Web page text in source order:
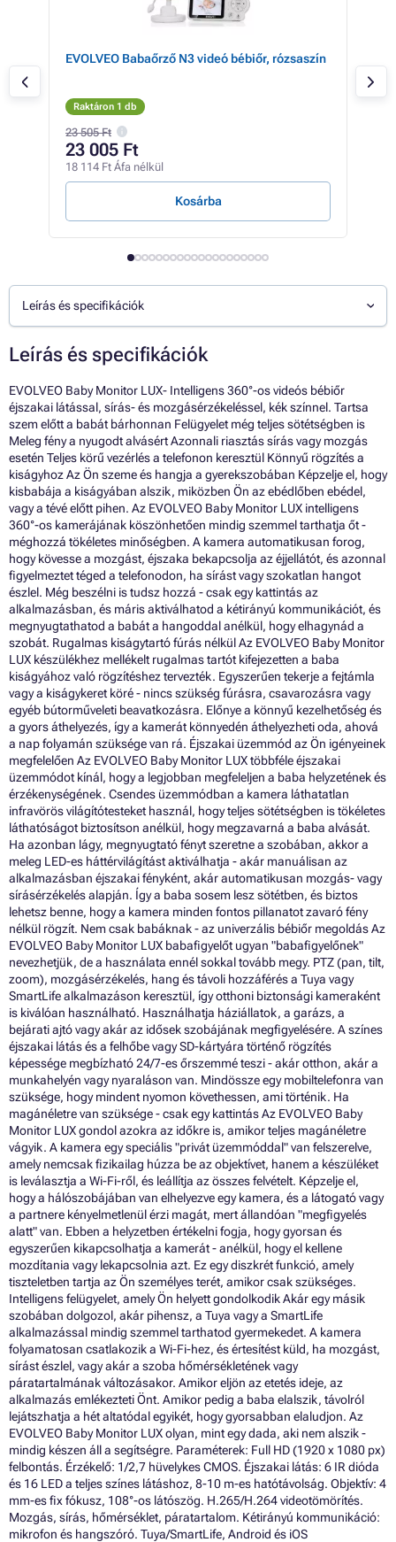
EVOLVEO Babaőrző N3 videó bébiőr, rózsaszín
Raktáron 1 db
23 505 Ft
23 005 Ft
18 114 Ft Áfa nélkül
Kosárba
Leírás és specifikációk
Leírás és specifikációk
EVOLVEO Baby Monitor LUX- Intelligens 360°-os videós bébiőr
éjszakai látással, sírás- és mozgásérzékeléssel, kék színnel. Tartsa
szem előtt a babát bárhonnan Felügyelet még teljes sötétségben is
Meleg fény a nyugodt alvásért Azonnali riasztás sírás vagy mozgás
esetén Teljes körű vezérlés a telefonon keresztül Könnyű rögzítés a
kiságyhoz Az Ön szeme és hangja a gyerekszobában Képzelje el, hogy
kisbabája a kiságyában alszik, miközben Ön az ebédlőben ebédel,
vagy a tévé előtt pihen. Az EVOLVEO Baby Monitor LUX intelligens
360°-os kamerájának köszönhetően mindig szemmel tarthatja őt -
méghozzá tökéletes minőségben. A kamera automatikusan forog,
hogy kövesse a mozgást, éjszaka bekapcsolja az éjjellátót, és azonnal
figyelmeztet téged a telefonodon, ha sírást vagy szokatlan hangot
észlel. Még beszélni is tudsz hozzá - csak egy kattintás az
alkalmazásban, és máris aktiválhatod a kétirányú kommunikációt, és
megnyugtathatod a babát a hangoddal anélkül, hogy elhagynád a
szobát. Rugalmas kiságytartó fúrás nélkül Az EVOLVEO Baby Monitor
LUX készülékhez mellékelt rugalmas tartót kifejezetten a baba
kiságyához való rögzítéshez tervezték. Egyszerűen tekerje a fejtámla
vagy a kiságykeret köré - nincs szükség fúrásra, csavarozásra vagy
egyéb bútorműveleti beavatkozásra. Előnye a könnyű kezelhetőség és
a gyors áthelyezés, így a kamerát könnyedén áthelyezheti oda, ahová
a nap folyamán szüksége van rá. Éjszakai üzemmód az Ön igényeinek
megfelelően Az EVOLVEO Baby Monitor LUX többféle éjszakai
üzemmódot kínál, hogy a legjobban megfeleljen a baba helyzetének és
érzékenységének. Csendes üzemmódban a kamera láthatatlan
infravörös világítótesteket használ, hogy teljes sötétségben is tökéletes
láthatóságot biztosítson anélkül, hogy megzavarná a baba alvását.
Ha azonban lágy, megnyugtató fényt szeretne a szobában, akkor a
meleg LED-es háttérvilágítást aktiválhatja - akár manuálisan az
alkalmazásban éjszakai fényként, akár automatikusan mozgás- vagy
sírásérzékelés alapján. Így a baba sosem lesz sötétben, és biztos
lehetsz benne, hogy a kamera minden fontos pillanatot zavaró fény
nélkül rögzít. Nem csak babáknak - az univerzális bébiőr megoldás Az
EVOLVEO Baby Monitor LUX babafigyelőt ugyan "babafigyelőnek"
nevezhetjük, de a használata ennél sokkal tovább megy. PTZ (pan, tilt,
zoom), mozgásérzékelés, hang és távoli hozzáférés a Tuya vagy
SmartLife alkalmazáson keresztül, így otthoni biztonsági kameraként
is kiválóan használható. Használhatja háziállatok, a garázs, a
bejárati ajtó vagy akár az idősek szobájának megfigyelésére. A színes
éjszakai látás és a felhőbe vagy SD-kártyára történő rögzítés
képessége megbízható 24/7-es őrszemmé teszi - akár otthon, akár a
munkahelyén vagy nyaraláson van. Mindössze egy mobiltelefonra van
szüksége, hogy mindent nyomon követhessen, ami történik. Ha
magánéletre van szüksége - csak egy kattintás Az EVOLVEO Baby
Monitor LUX gondol azokra az időkre is, amikor teljes magánéletre
vágyik. A kamera egy speciális "privát üzemmóddal" van felszerelve,
amely nemcsak fizikailag húzza be az objektívet, hanem a készüléket
is leválasztja a Wi-Fi-ről, és leállítja az összes felvételt. Képzelje el,
hogy a hálószobájában van elhelyezve egy kamera, és a látogató vagy
a partnere kényelmetlenül érzi magát, mert állandóan "megfigyelés
alatt" van. Ebben a helyzetben értékelni fogja, hogy gyorsan és
egyszerűen kikapcsolhatja a kamerát - anélkül, hogy el kellene
mozdítania vagy lekapcsolnia azt. Ez egy diszkrét funkció, amely
tiszteletben tartja az Ön személyes terét, amikor csak szükséges.
Intelligens felügyelet, amely Ön helyett gondolkodik Akár egy másik
szobában dolgozol, akár pihensz, a Tuya vagy a SmartLife
alkalmazással mindig szemmel tarthatod gyermekedet. A kamera
folyamatosan csatlakozik a Wi-Fi-hez, és értesítést küld, ha mozgást,
sírást észlel, vagy akár a szoba hőmérsékletének vagy
páratartalmának változásakor. Amikor eljön az etetés ideje, az
alkalmazás emlékezteti Önt. Amikor pedig a baba elalszik, távolról
lejátszhatja a hét altatódal egyikét, hogy gyorsabban elaludjon. Az
EVOLVEO Baby Monitor LUX olyan, mint egy dada, aki nem alszik -
mindig készen áll a segítségre. Paraméterek: Full HD (1920 x 1080 px)
felbontás. Érzékelő: 1/2,7 hüvelykes CMOS. Éjszakai látás: 6 IR dióda
és 16 LED a teljes színes látáshoz, 8-10 m-es hatótávolság. Objektív: 4
mm-es fix fókusz, 108°-os látószög. H.265/H.264 videotömörítés.
Mozgás, sírás, hőmérséklet, páratartalom. Kétirányú kommunikáció:
mikrofon és hangszóró. Tuya/SmartLife, Android és iOS